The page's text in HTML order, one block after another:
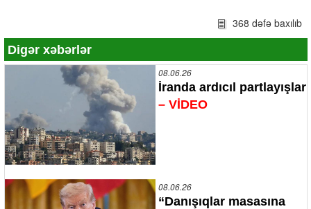
368 dəfə baxılıb
Digər xəbərlər
08.06.26
İranda ardıcıl partlayışlar
– VİDEO
08.06.26
“Danışıqlar masasına